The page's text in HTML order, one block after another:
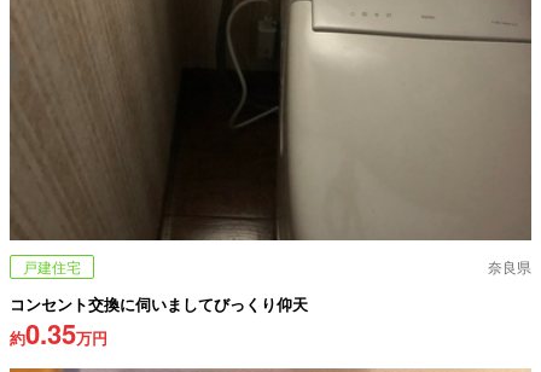
戸建住宅 奈良県
コンセント交換に伺いましてびっくり仰天
約0.35万円